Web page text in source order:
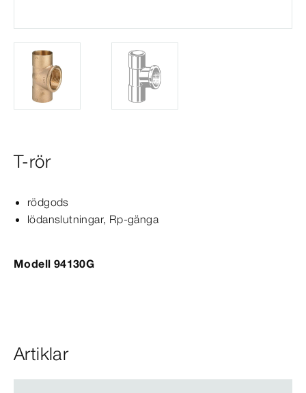
T-rör
rödgods
lödanslutningar, Rp-​gänga
Modell 94130G
Artiklar